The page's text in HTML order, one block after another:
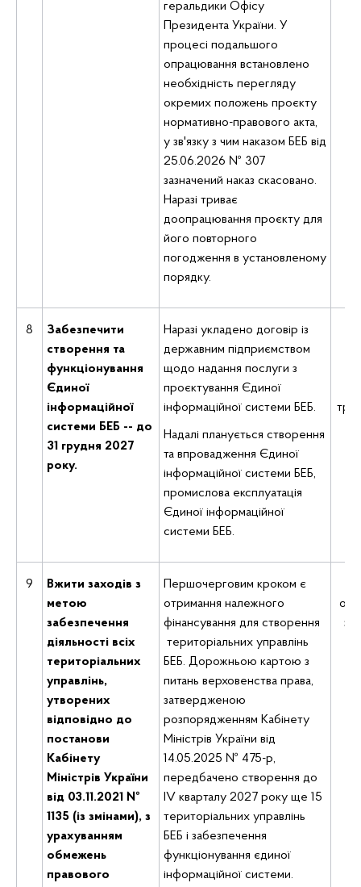
геральдики Офісу
Президента України. У
процесі подальшого
опрацювання встановлено
необхідність перегляду
окремих положень проєкту
нормативно-правового акта,
у зв'язку з чим наказом БЕБ від
25.06.2026 № 307
зазначений наказ скасовано.
Наразі триває
доопрацювання проєкту для
його повторного
погодження в установленому
порядку.
8
Забезпечити
створення та
функціонування
Єдиної
інформаційної
системи БЕБ -- до
31 грудня 2027
року.
Наразі укладено договір із
державним підприємством
щодо надання послуги з
проєктування Єдиної
інформаційної системи БЕБ.
Надалі планується створення
та впровадження Єдиної
інформаційної системи БЕБ,
промислова експлуатація
Єдиної інформаційної
системи БЕБ.
9
Вжити заходів з
метою
забезпечення
діяльності всіх
територіальних
управлінь,
утворених
відповідно до
постанови
Кабінету
Міністрів України
від 03.11.2021 №
1135 (із змінами), з
урахуванням
обмежень
правового
Першочерговим кроком є
отримання належного
фінансування для створення
територіальних управлінь
БЕБ. Дорожньою картою з
питань верховенства права,
затвердженою
розпорядженням Кабінету
Міністрів України від
14.05.2025 № 475-р,
передбачено створення до
IV кварталу 2027 року ще 15
територіальних управлінь
БЕБ і забезпечення
функціонування єдиної
інформаційної системи.